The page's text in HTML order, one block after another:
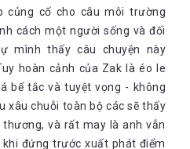
chơi đá bóng với tôi. Cha không
bị chúng bạn bắt nạt. Cha
mẹ tôi khỏi những con người ác
đựng sự bắt nạt của bạn bè suốt
lừa mình rằng việc bắt nạt xuất
ai. Cậu bé như một thỏi nam
củng cố cho câu môi trường
cách một người sống và đối
mình thấy câu chuyện này
hoàn cảnh của Zak là éo le
bế tắc và tuyệt vọng - không
xâu chuỗi toàn bộ các sẽ thấy
và rất may là anh vẫn
đứng trước xuất phát điểm